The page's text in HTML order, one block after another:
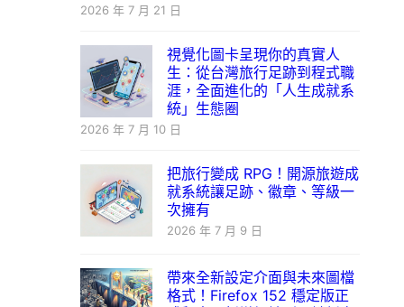
2026 年 7 月 21 日
視覺化圖卡呈現你的真實人
生：從台灣旅行足跡到程式職
涯，全面進化的「人生成就系
統」生態圈
2026 年 7 月 10 日
把旅行變成 RPG！開源旅遊成
就系統讓足跡、徽章、等級一
次擁有
2026 年 7 月 9 日
帶來全新設定介面與未來圖檔
格式！Firefox 152 穩定版正